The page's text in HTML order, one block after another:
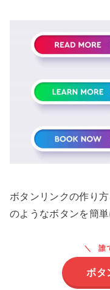
ボタンリンクの作り
のようなボタンを簡単
誰
ボタ